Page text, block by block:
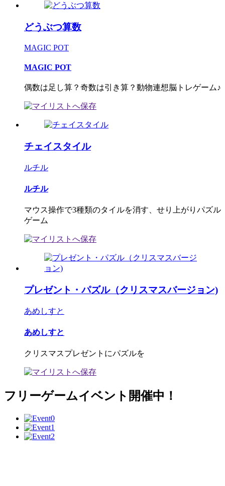
どうぶつ算数
MAGIC POT
MAGIC POT
偶数は足し算？奇数は引き算？動物連想脳トレゲーム♪
チェイスタイル
ルチル
ルチル
マウス操作で3種類のタイルを消す、せり上がりパズル
ゲーム
プレゼント・パズル（クリスマスバージョン)
あめしすと
あめしすと
クリスマスプレゼントにパズルを
フリーゲームイベント開催中！